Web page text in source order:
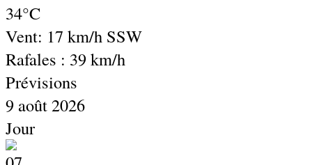
34°C
Vent: 17 km/h SSW
Rafales : 39 km/h
Prévisions
9 août 2026
Jour